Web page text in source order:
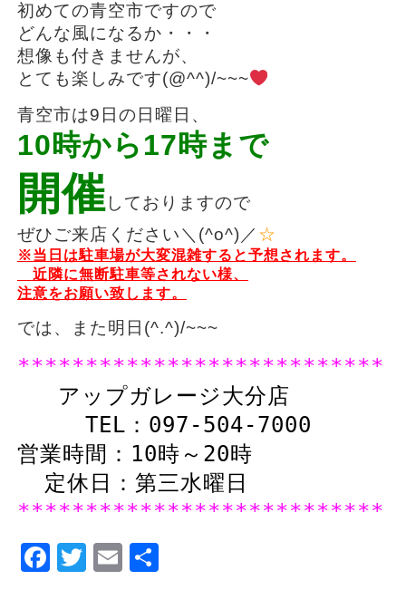
初めての青空市ですので
どんな風になるか・・・
想像も付きませんが、
とても楽しみです(@^^)/~~~
青空市は9日の日曜日、
10時から17時まで
開催しておりますので
ぜひご来店ください＼(^o^)／ ☆
※当日は駐車場が大変混雑すると予想されます。
近隣に無断駐車等されない様、
注意をお願い致します。
では、また明日(^.^)/~~~
***************************
アップガレージ大分店
TEL：097-504-7000
営業時間：10時～20時
定休日：第三水曜日
***************************
Facebook
Twitter
EmailShare